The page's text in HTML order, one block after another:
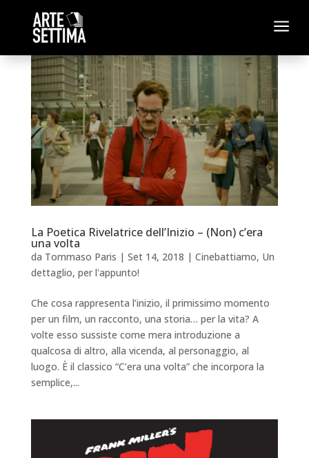
a
La Poetica Rivelatrice dell’Inizio – (Non) c’era
una volta
da Tommaso Paris | Set 14, 2018 | Cinebattiamo, Un
dettaglio, per l'appunto!
Che cosa rappresenta l’inizio, il primissimo momento
per un film, un racconto, una storia… per la vita? A
volte esso sussiste come mera introduzione a
qualcosa di altro, alla vicenda, al personaggio, al
luogo. È il classico “C’era una volta” che incorpora la
semplice,...